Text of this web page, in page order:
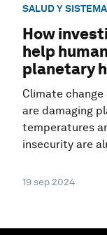
SALUD Y
How
help
planetary
Climate
are damaging
temperatures
insecurity are
19 sep 2024